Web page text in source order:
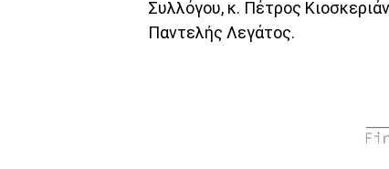
Συλλόγου, κ. Πέτρος
Παντελής Λεγάτος.